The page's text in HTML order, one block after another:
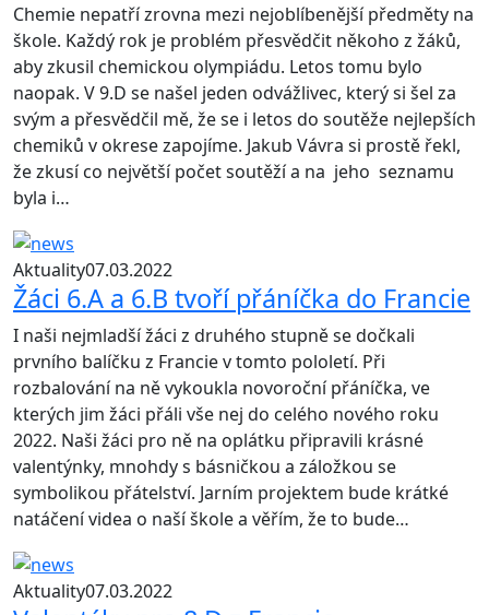
Chemie nepatří zrovna mezi nejoblíbenější předměty na
škole. Každý rok je problém přesvědčit někoho z žáků,
aby zkusil chemickou olympiádu. Letos tomu bylo
naopak. V 9.D se našel jeden odvážlivec, který si šel za
svým a přesvědčil mě, že se i letos do soutěže nejlepších
chemiků v okrese zapojíme. Jakub Vávra si prostě řekl,
že zkusí co největší počet soutěží a na jeho seznamu
byla i…
Aktuality07.03.2022
Žáci 6.A a 6.B tvoří přáníčka do Francie
I naši nejmladší žáci z druhého stupně se dočkali
prvního balíčku z Francie v tomto pololetí. Při
rozbalování na ně vykoukla novoroční přáníčka, ve
kterých jim žáci přáli vše nej do celého nového roku
2022. Naši žáci pro ně na oplátku připravili krásné
valentýnky, mnohdy s básničkou a záložkou se
symbolikou přátelství. Jarním projektem bude krátké
natáčení videa o naší škole a věřím, že to bude…
Aktuality07.03.2022